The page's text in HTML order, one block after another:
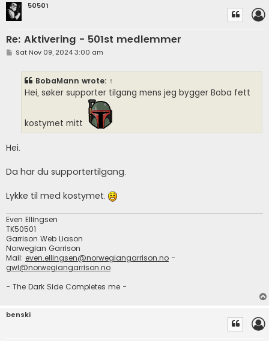
50501
Re: Aktivering - 501st medlemmer
PSat Nov 09, 2024 3:00 am
BobaMann wrote: ↑
Hei, søker supporter tilgang mens jeg bygger Boba fett
kostymet mitt
Hei.
Da har du supportertilgang.
Lykke til med kostymet.
Even Ellingsen
TK50501
Garrison Web Liason
Norwegian Garrison
Mail: even.ellingsen@norwegiangarrison.no -
gwl@norwegiangarrison.no
- The Dark Side Completes me -
benski